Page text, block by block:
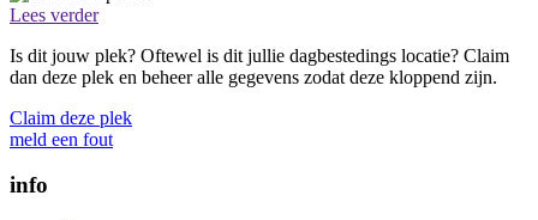
Lees verder
Is dit jouw plek? Oftewel is dit jullie dagbestedings locatie? Claim
dan deze plek en beheer alle gegevens zodat deze kloppend zijn.
Claim deze plek
meld een fout
info